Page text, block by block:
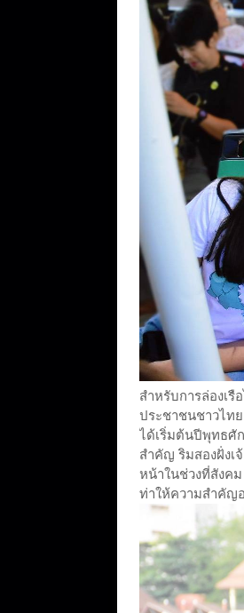
สำหรับการล่องเ
ประชาชนชาวไทย
ได้เริ่มต้นปีพุทธศั
สำคัญ ริมสองฝั่งเ
หน้าในช่วงที่สังค
ท่าให้ความสำคัญ